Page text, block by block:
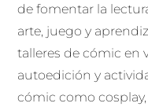
de fomentar la
arte, juego y
talleres de cómic en
autoedición y
cómic como